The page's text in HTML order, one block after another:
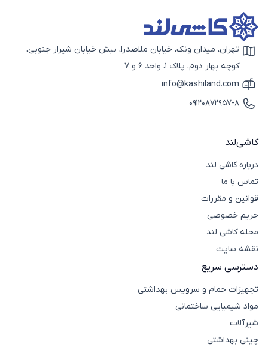
آیکون نقشه
تهران، میدان ونک، خیابان ملاصدرا، نبش خیابان شیراز جنوبی،
کوچه بهار دوم، پلاک 1، واحد 6 و 7
آیکون ایمیل
info@kashiland.com
آیکون تماس
09120872957-8
کاشی‌لند
درباره کاشی لند
تماس با ما
قوانین و مقررات
حریم خصوصی
مجله کاشی لند
نقشه سایت
دسترسی سریع
تجهیزات حمام و سرویس بهداشتی
مواد شیمیایی ساختمانی
شیرآلات
چینی بهداشتی